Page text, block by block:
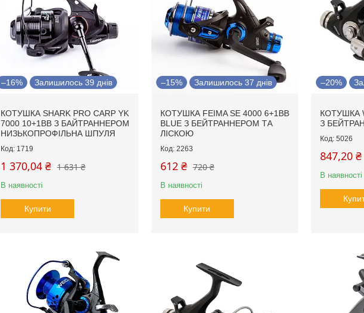
–16% Залишилось 39 днів
КОТУШКА SHARK PRO CARP YK
7000 10+1BB З БАЙТРАННЕРОМ
НИЗЬКОПРОФІЛЬНА ШПУЛЯ
1719
1 631 ₴
1 370,04 ₴
В наявності
Купити
–15% Залишилось 37 днів
КОТУШКА FEIMA SE 4000 6+1BB
BLUE З БЕЙТРАННЕРОМ ТА
ЛІСКОЮ
2263
720 ₴
612 ₴
В наявності
Купити
–20%
КОТУШКА
З
5026
847,20 ₴
В наявності